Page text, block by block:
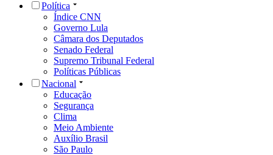
Política
Índice CNN
Governo Lula
Câmara dos Deputados
Senado Federal
Supremo Tribunal Federal
Políticas Públicas
Nacional
Educação
Segurança
Clima
Meio Ambiente
Auxílio Brasil
São Paulo